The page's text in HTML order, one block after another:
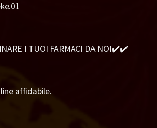
I TUOI FARMACI DA NOI✔️✔️
affidabile.